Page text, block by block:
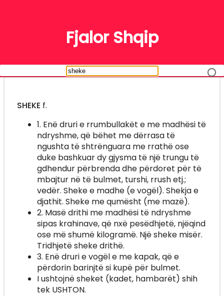
Fjalor Shqip
SHEKE f.
1. Enë druri e rrumbullakët e me madhësi të
ndryshme, që bëhet me dërrasa të
ngushta të shtrënguara me rrathë ose
duke bashkuar dy gjysma të një trungu të
gdhendur përbrenda dhe përdoret për të
mbajtur në të bulmet, turshi, rrush etj.;
vedër. Sheke e madhe (e vogël). Shekja e
djathit. Sheke me qumësht (me mazë).
2. Masë drithi me madhësi të ndryshme
sipas krahinave, që nxë pesëdhjetë, njëqind
ose më shumë kilogramë. Një sheke misër.
Tridhjetë sheke drithë.
3. Enë druri e vogël e me kapak, që e
përdorin barinjtë si kupë për bulmet.
I ushtojnë sheket (kadet, hambarët) shih
tek USHTON.